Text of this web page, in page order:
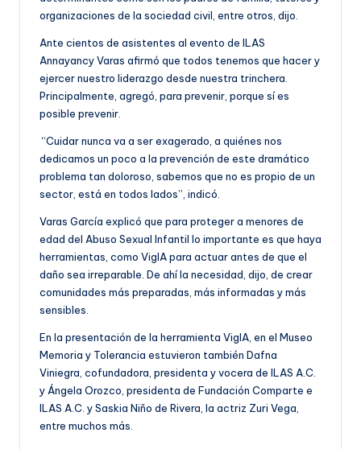
organizaciones de la sociedad civil, entre otros, dijo.
Ante cientos de asistentes al evento de ILAS
Annayancy Varas afirmó que todos tenemos que hacer y
ejercer nuestro liderazgo desde nuestra trinchera.
Principalmente, agregó, para prevenir, porque sí es
posible prevenir.
“Cuidar nunca va a ser exagerado, a quiénes nos
dedicamos un poco a la prevención de este dramático
problema tan doloroso, sabemos que no es propio de un
sector, está en todos lados”, indicó.
Varas García explicó que para proteger a menores de
edad del Abuso Sexual Infantil lo importante es que haya
herramientas, como VigIA para actuar antes de que el
daño sea irreparable. De ahí la necesidad, dijo, de crear
comunidades más preparadas, más informadas y más
sensibles.
En la presentación de la herramienta VigIA, en el Museo
Memoria y Tolerancia estuvieron también Dafna
Viniegra, cofundadora, presidenta y vocera de ILAS A.C.
y Ángela Orozco, presidenta de Fundación Comparte e
ILAS A.C. y Saskia Niño de Rivera, la actriz Zuri Vega,
entre muchos más.